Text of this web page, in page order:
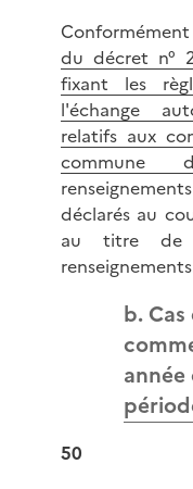
du décret n°
fixant les
l'échange
relatifs aux
commune
déclarés au
au titre de
b.
année
50